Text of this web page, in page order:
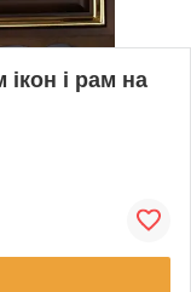
і рам на